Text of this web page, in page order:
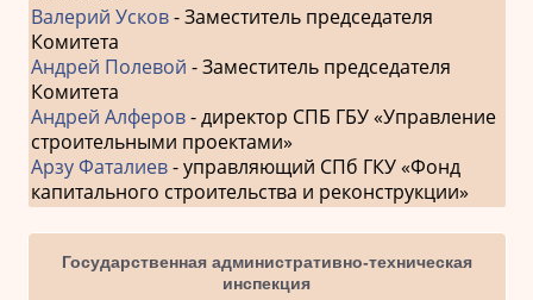
Валерий Усков- Заместитель председателя
Комитета
Андрей Полевой - Заместитель председателя
Комитета
Андрей Алферов- директор СПБ ГБУ «Управление
строительными проектами»
Арзу Фаталиев- управляющий СПб ГКУ «Фонд
капитального строительства и реконструкции»
Государственная административно-техническая
инспекция